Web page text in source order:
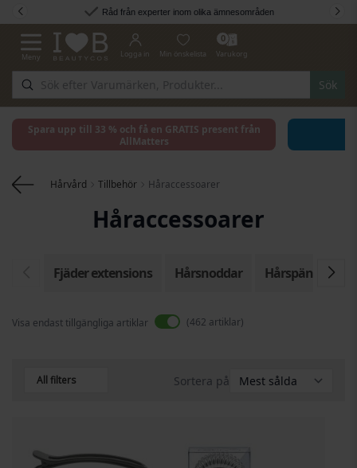
Hoppa till innehålletRåd från experter inom olika ämnesområden
Växla Nav
Meny
Sök
Logga in Min önskelista
0
Varukorg
Spara upp till 33 % och få en GRATIS present från
AllMatters
Hårvård Tillbehör Håraccessoarer
Håraccessoarer
Fjäder extensions Hårsnoddar Hårspänne
Visa endast tillgängliga artiklar 462 artiklar
All filters Sortera på